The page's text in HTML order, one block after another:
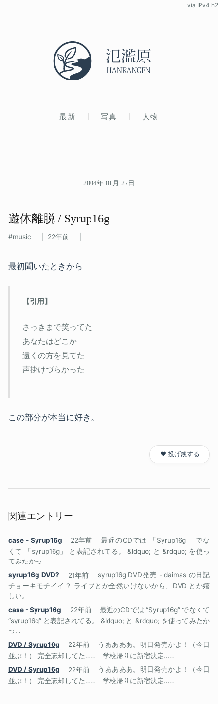
最新 写真 人物
via IPv4 h2
2004年 01月 27日
遊体離脱 / Syrup16g
music 22年前
最初聞いたときから
さっきまで笑ってた
あなたはどこか
遠くの方を見てた
声掛けづらかった
この部分が本当に好き。
❤️ 投げ銭する
関連エントリー
case - Syrup16g 22年前
最近のCDでは 「Syrup16g」 でな
くて 「syrup16g」 と表記されてる。 &ldquo; と &rdquo; を使っ
てみたかっ...
syrup16g DVD?
21年前
syrup16g DVD発売 - daimas の日記
チョーキモチイイ？ ライブとか全然いけないから、DVD とか嬉
しい。
case - Syrup16g
22年前
最近のCDでは “Syrup16g” でなくて
“syrup16g” と表記されてる。 &ldquo; と &rdquo; を使ってみたか
っ...
DVD / Syrup16g
22年前
うああああ。明日発売かよ！（今日
並ぶ！） 完全忘却してた…… 学校帰りに新宿決定……
DVD / Syrup16g
22年前
うああああ。明日発売かよ！（今日
並ぶ！） 完全忘却してた…… 学校帰りに新宿決定……